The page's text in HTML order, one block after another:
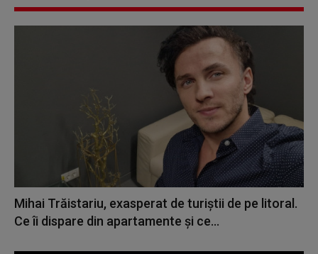
Mihai Trăistariu, exasperat de turiștii de pe litoral.
Ce îi dispare din apartamente și ce...